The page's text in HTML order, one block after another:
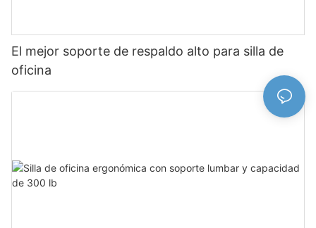
El mejor soporte de respaldo alto para silla de
oficina